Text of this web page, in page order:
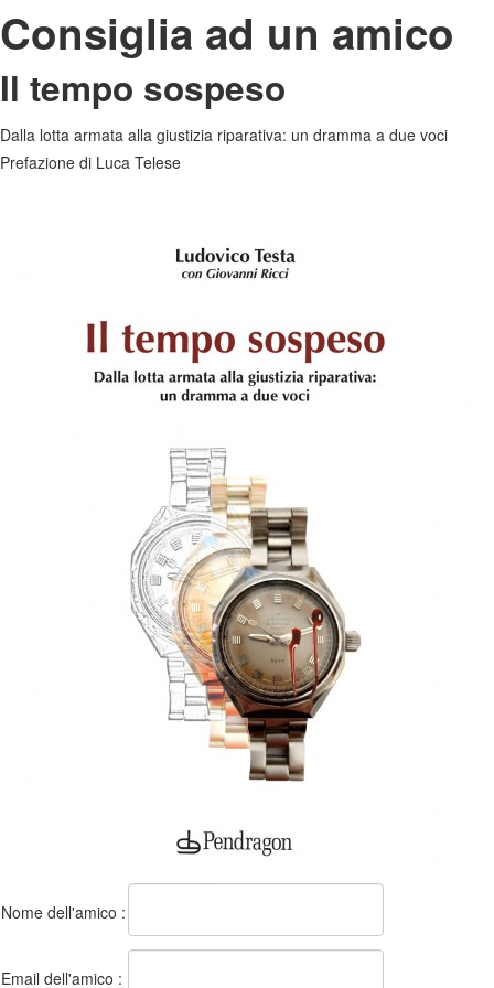
Consiglia ad un amico
Il tempo sospeso
Dalla lotta armata alla giustizia riparativa: un dramma a due voci
Prefazione di Luca Telese
Nome dell'amico :
Email dell'amico :